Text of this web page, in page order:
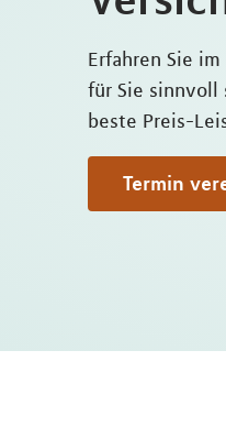
Erfahren Sie
für Sie sinnvoll
beste Preis-
Termin